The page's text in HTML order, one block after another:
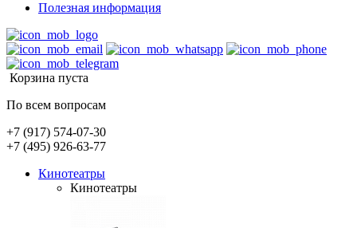
Полезная информация
Корзина пуста
По всем вопросам
+7 (917) 574-07-30
+7 (495) 926-63-77
Кинотеатры
Кинотеатры